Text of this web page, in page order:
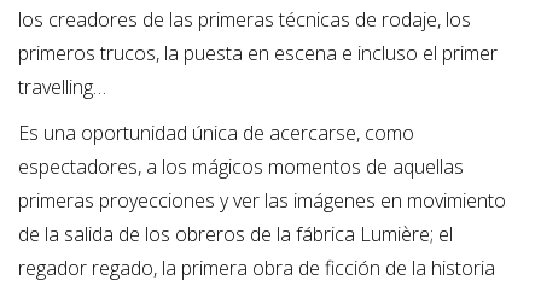
los creadores de las primeras técnicas de rodaje, los
primeros trucos, la puesta en escena e incluso el primer
travelling…
Es una oportunidad única de acercarse, como
espectadores, a los mágicos momentos de aquellas
primeras proyecciones y ver las imágenes en movimiento
de la salida de los obreros de la fábrica Lumière; el
regador regado, la primera obra de ficción de la historia